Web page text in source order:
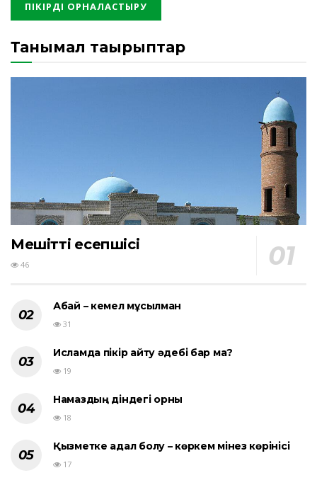
Танымал тақырыптар
Мешіттің есепшісі
46
Абай – кемел мұсылман
31
Исламда пікір айту әдебі бар ма?
19
Намаздың діндегі орны
18
Қызметке адал болу – көркем мінез көрінісі
17